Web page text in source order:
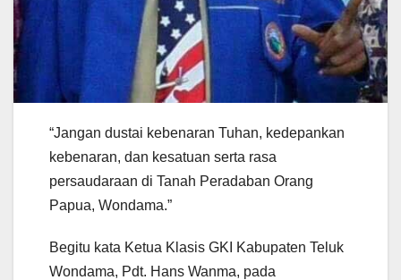
“Jangan dustai kebenaran Tuhan, kedepankan
kebenaran, dan kesatuan serta rasa
persaudaraan di Tanah Peradaban Orang
Papua, Wondama.”
Begitu kata Ketua Klasis GKI Kabupaten Teluk
Wondama, Pdt. Hans Wanma, pada